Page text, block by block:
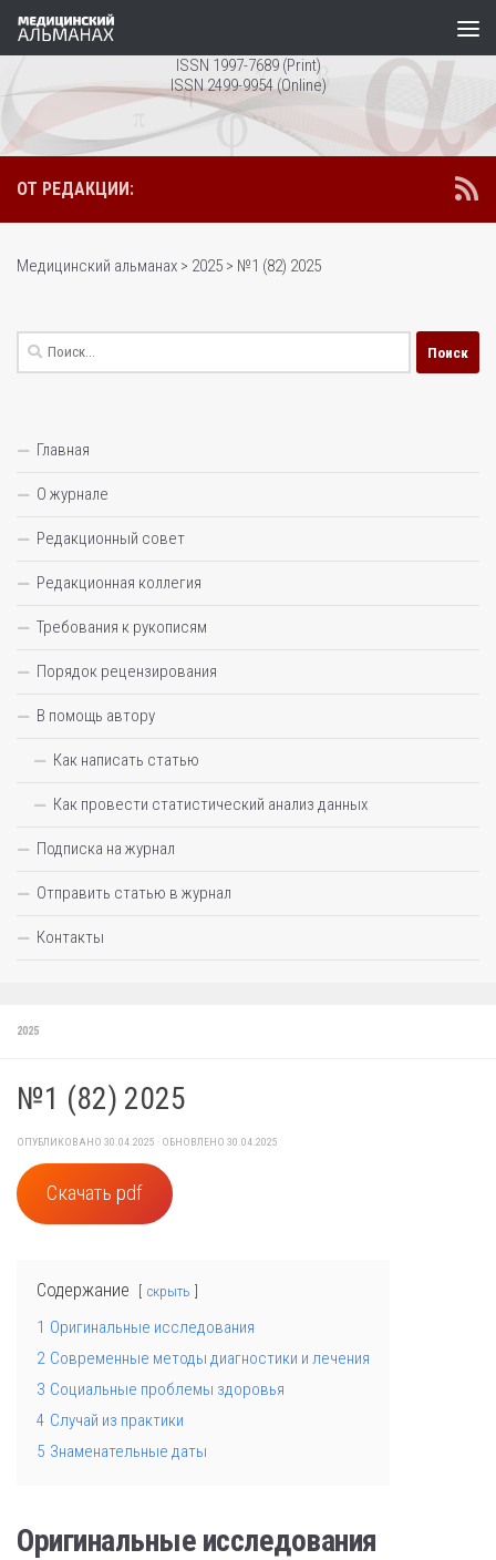
Перейти к содержимому
ISSN 1997-7689 (Print)
ISSN 2499-9954 (Online)
2025
№1 (82) 2025
ОПУБЛИКОВАНО 30.04.2025 · ОБНОВЛЕНО 30.04.2025
Скачать pdf
Содержание скрыть
1 Оригинальные исследования
2 Современные методы диагностики и лечения
3 Социальные проблемы здоровья
4 Случай из практики
5 Знаменательные даты
Оригинальные исследования
ОТ РЕДАКЦИИ:
Медицинский альманах > 2025 > №1 (82) 2025
Найти:
Главная
О журнале
Редакционный совет
Редакционная коллегия
Требования к рукописям
Порядок рецензирования
В помощь автору
Как написать статью
Как провести статистический анализ данных
Подписка на журнал
Отправить статью в журнал
Контакты